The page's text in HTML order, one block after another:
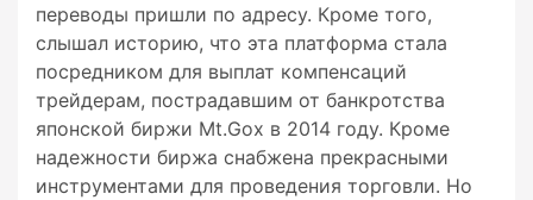
переводы пришли по адресу. Кроме того,
слышал историю, что эта платформа стала
посредником для выплат компенсаций
трейдерам, пострадавшим от банкротства
японской биржи Mt.Gox в 2014 году. Кроме
надежности биржа снабжена прекрасными
инструментами для проведения торговли. Но